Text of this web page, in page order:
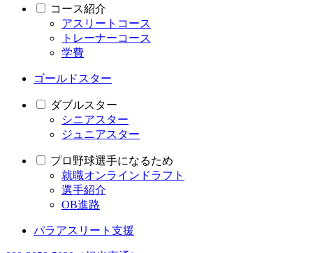
コース紹介
アスリートコース
トレーナーコース
学費
ゴールドスター
ダブルスター
シニアスター
ジュニアスター
プロ野球選手になるため
就職オンラインドラフト
選手紹介
OB進路
パラアスリート支援